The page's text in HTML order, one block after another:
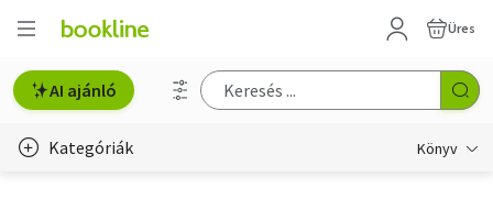
Üres
AI ajánló
Kategóriák Könyv